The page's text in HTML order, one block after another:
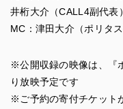
井桁大介（CALL4副代表）
MC：津田大介（ポリタス
※公開収録の映像は、『
り放映予定です
※ご予約の寄付チケット